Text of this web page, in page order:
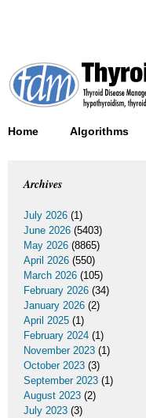
Home Algorithms
Archives
July 2026 (1)
June 2026 (5403)
May 2026 (8865)
April 2026 (550)
March 2026 (105)
February 2026 (34)
January 2026 (2)
April 2025 (1)
February 2024 (1)
November 2023 (1)
October 2023 (3)
September 2023 (1)
August 2023 (2)
July 2023 (3)